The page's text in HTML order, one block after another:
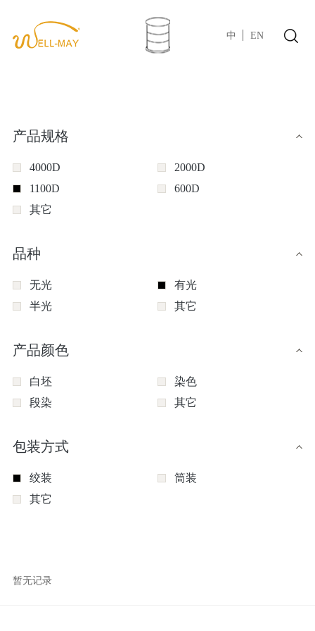
中 EN
产品规格
4000D
2000D
1100D
600D
其它
品种
无光
有光
半光
其它
产品颜色
白坯
染色
段染
其它
包装方式
绞装
筒装
其它
暂无记录